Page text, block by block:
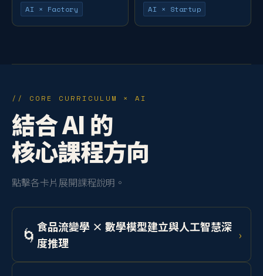
AI × Factory AI × Startup
// CORE CURRICULUM × AI
結合 AI 的
核心課程方向
點擊各卡片展開課程說明。
🌀 食品流變學 × 數學模型建立與人工智慧深
度推理
›
學習 Herschel-Bulkley 模型與 Cox-Merz 法則，結合機